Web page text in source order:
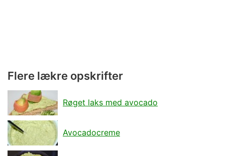
Flere lækre opskrifter
Røget laks med avocado
Avocadocreme